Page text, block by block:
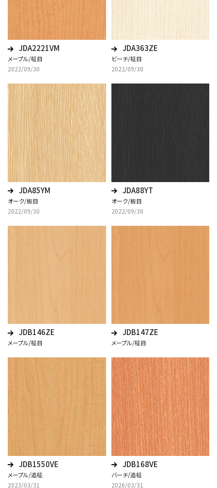
JDA2221VM
メープル/柾目
2022/09/30
JDA363ZE
ビーチ/柾目
2022/09/30
JDA85YM
オーク/板目
2022/09/30
JDA88YT
オーク/板目
2022/09/30
JDB146ZE
メープル/柾目
JDB147ZE
メープル/柾目
JDB1550VE
メープル/追柾
2023/03/31
JDB168VE
バーチ/追柾
2026/03/31